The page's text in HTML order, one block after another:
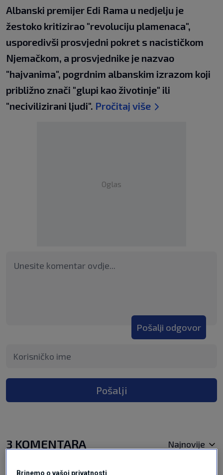
Albanski premijer Edi Rama u nedjelju je
žestoko kritizirao "revoluciju plamenaca",
usporedivši prosvjedni pokret s nacističkom
Njemačkom, a prosvjednike je nazvao
"hajvanima", pogrdnim albanskim izrazom koji
približno znači "glupi kao životinje" ili
"necivilizirani ljudi". Pročitaj više
Oglas
Pošalji odgovor
Pošalji
3 KOMENTARA Najnovije
Brinemo o vašoj privatnosti